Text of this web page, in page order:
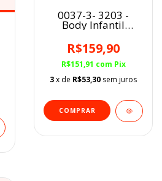
0037-3- 3203 -
Body Infantil
Country&Cia Nude
Pedraria
R$159,90
R$151,91 com Pix
3x de R$53,30 sem juros
COMPRAR